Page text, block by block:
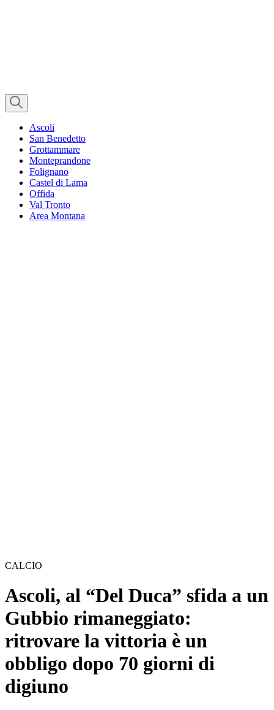
Ascoli
San Benedetto
Grottammare
Monteprandone
Folignano
Castel di Lama
Offida
Val Tronto
Area Montana
CALCIO
Ascoli, al “Del Duca” sfida a un
Gubbio rimaneggiato:
ritrovare la vittoria è un
obbligo dopo 70 giorni di
digiuno